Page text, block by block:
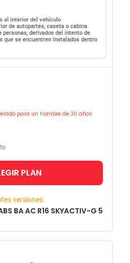
al interior del vehículo
de autopartes, caseta o cabina
derivados del intento de
que se encuentren instalados dentro
para un hombre de 30 años
PLAN
versiones:
BA AC R16 SKYACTIV-G 5